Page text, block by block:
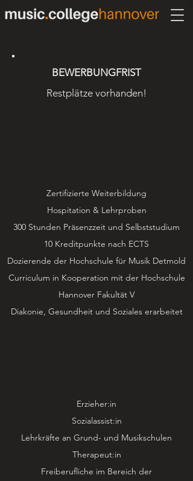
BEWERBUNGFRIST
Restplätze vorhanden!
Zertifizierte Weiterbildung
Hospitation & Lehrproben
300 Stunden Präsenzzeit und Selbststudium
10 Kreditpunkte nach ECTS
Dozierende der Hochschule für Musik Detmold
Curriculum in Kooperation mit der Hochschule
Hannover Fakultät V
Diakonie, Gesundheit und Soziales erarbeitet
Erzieher:in
Sozialassist:in
Lehrkräfte an Grund- und Musikschulen
Therapeut:in
Freiberufliche im Bereich der